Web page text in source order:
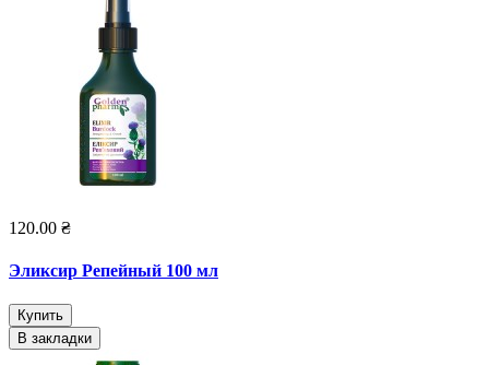
120.00 ₴
Эликсир Репейный 100 мл
Купить
В закладки